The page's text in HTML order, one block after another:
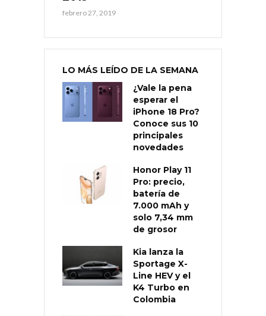
febrero 27, 2019
LO MÁS LEÍDO DE LA SEMANA
¿Vale la pena
esperar el
iPhone 18 Pro?
Conoce sus 10
principales
novedades
Honor Play 11
Pro: precio,
batería de
7.000 mAh y
solo 7,34 mm
de grosor
Kia lanza la
Sportage X-
Line HEV y el
K4 Turbo en
Colombia